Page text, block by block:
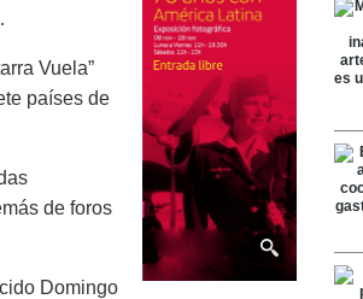
Vuela”
países de
de foros
Domingo